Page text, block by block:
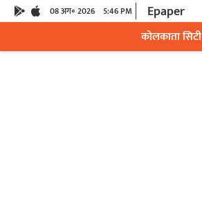
08 अग॰ 2026 5:46 PM Epaper
कोलकाता सिटी